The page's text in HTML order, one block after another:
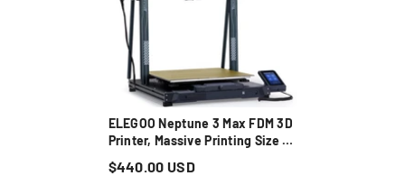
ELEGOO Neptune 3 Max FDM 3D
Printer, Massive Printing Size Of
$440.00 USD